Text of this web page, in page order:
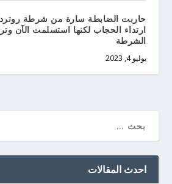
حاربت الضابطة سارة من شرطة
ارتداء الحجاب لكنها استسلمت الآن
الشرطة
يوليو 4, 2023
احدث المقالات